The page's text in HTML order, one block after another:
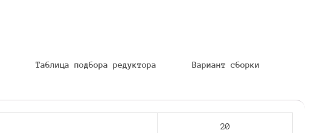
Таблица подбора редуктора Вариант сборки
20